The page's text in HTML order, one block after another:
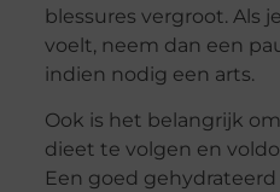
blessures vergroot. Als
voelt, neem dan een
indien nodig een arts.
Ook is het belangrijk
dieet te volgen en
Een goed